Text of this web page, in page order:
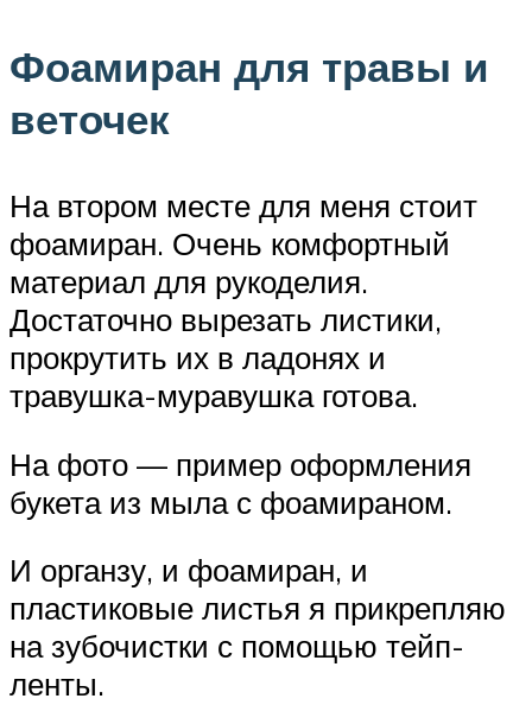
Фоамиран для травы и
веточек
На втором месте для меня стоит
фоамиран. Очень комфортный
материал для рукоделия.
Достаточно вырезать листики,
прокрутить их в ладонях и
травушка-муравушка готова.
На фото — пример оформления
букета из мыла с фоамираном.
И органзу, и фоамиран, и
пластиковые листья я прикрепляю
на зубочистки с помощью тейп-
ленты.